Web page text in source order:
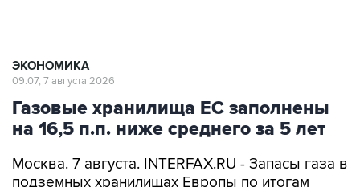
ЭКОНОМИКА
09:07, 7 августа 2026
Газовые хранилища ЕС заполнены
на 16,5 п.п. ниже среднего за 5 лет
Москва. 7 августа. INTERFAX.RU - Запасы газа в
подземных хранилищах Европы по итогам